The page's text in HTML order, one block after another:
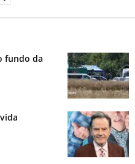
fundo da